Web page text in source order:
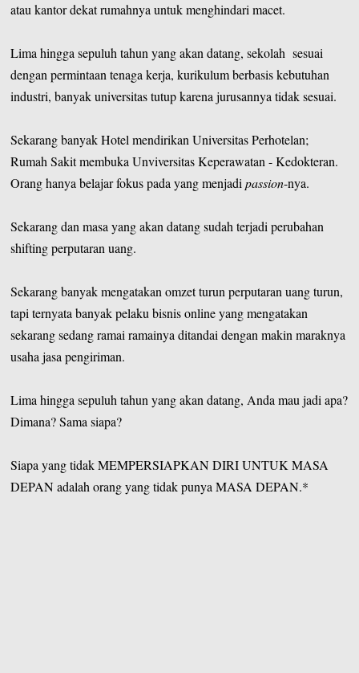
atau kantor dekat rumahnya untuk menghindari macet.
Lima hingga sepuluh tahun yang akan datang, sekolah sesuai
dengan permintaan tenaga kerja, kurikulum berbasis kebutuhan
industri, banyak universitas tutup karena jurusannya tidak sesuai.
Sekarang banyak Hotel mendirikan Universitas Perhotelan;
Rumah Sakit membuka Unviversitas Keperawatan - Kedokteran.
Orang hanya belajar fokus pada yang menjadipassion-nya.
Sekarang dan masa yang akan datang sudah terjadi perubahan
shifting perputaran uang.
Sekarang banyak mengatakan omzet turun perputaran uang turun,
tapi ternyata banyak pelaku bisnis online yang mengatakan
sekarang sedang ramai ramainya ditandai dengan makin maraknya
usaha jasa pengiriman.
Lima hingga sepuluh tahun yang akan datang, Anda mau jadi apa?
Dimana? Sama siapa?
Siapa yang tidak MEMPERSIAPKAN DIRI UNTUK MASA
DEPAN adalah orang yang tidak punya MASA DEPAN.*